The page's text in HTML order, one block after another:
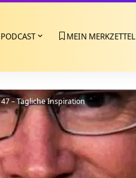
PODCAST MEIN MERKZETTEL
– Tägliche Inspiration